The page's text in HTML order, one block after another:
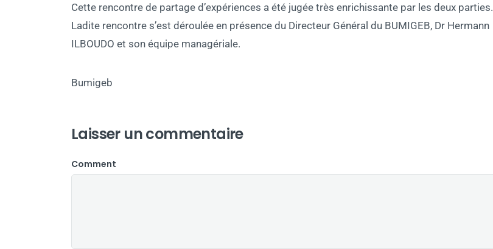
Cette rencontre de partage d’expériences a été jugée très enrichissante par les deux parties.
Ladite rencontre s’est déroulée en présence du Directeur Général du BUMIGEB, Dr Hermann
ILBOUDO et son équipe managériale.
Bumigeb
Laisser un commentaire
Comment